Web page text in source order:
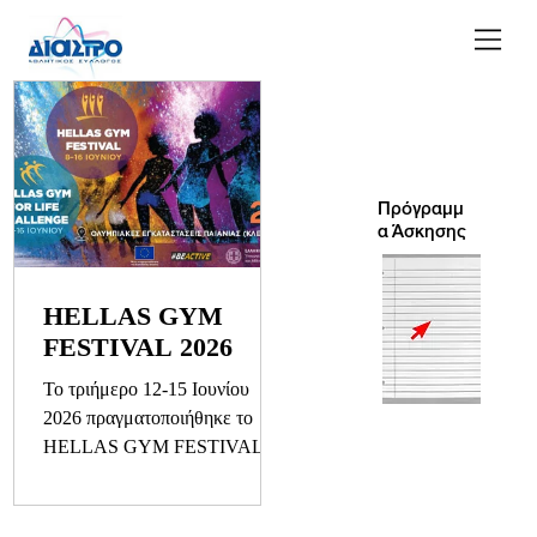
HELLAS GYM
FESTIVAL 2026
Το τριήμερο 12-15 Ιουνίου
2026 πραγματοποιήθηκε το
HELLAS GYM FESTIVAL
εγκαταστάσεις Παιανίας. Ο
Πρόγραμμ
α Άσκησης